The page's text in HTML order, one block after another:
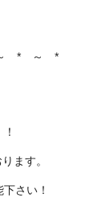
* ～ *
ます。
さい！